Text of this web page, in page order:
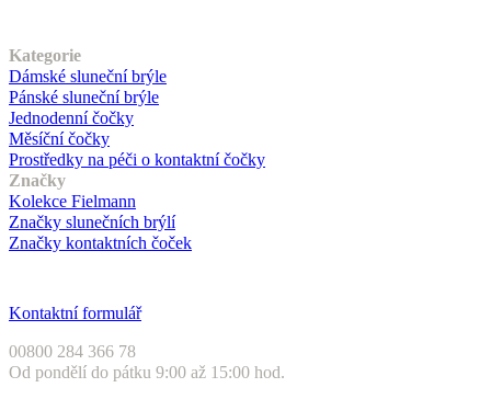
Kategorie
Dámské sluneční brýle
Pánské sluneční brýle
Jednodenní čočky
Měsíční čočky
Prostředky na péči o kontaktní čočky
Značky
Kolekce Fielmann
Značky slunečních brýlí
Značky kontaktních čoček
Kontaktní formulář
00800 284 366 78
Od pondělí do pátku 9:00 až 15:00 hod.